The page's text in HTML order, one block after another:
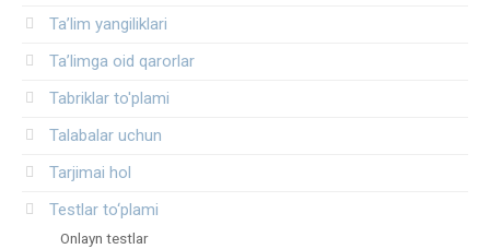
Ta’lim yangiliklari
Ta’limga oid qarorlar
Tabriklar to'plami
Talabalar uchun
Tarjimai hol
Testlar to‘plami
Onlayn testlar